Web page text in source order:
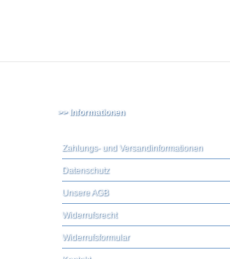
>> Informationen
Zahlungs- und Versandinformationen
Datenschutz
Unsere AGB
Widerrufsrecht
Widerrufsformular